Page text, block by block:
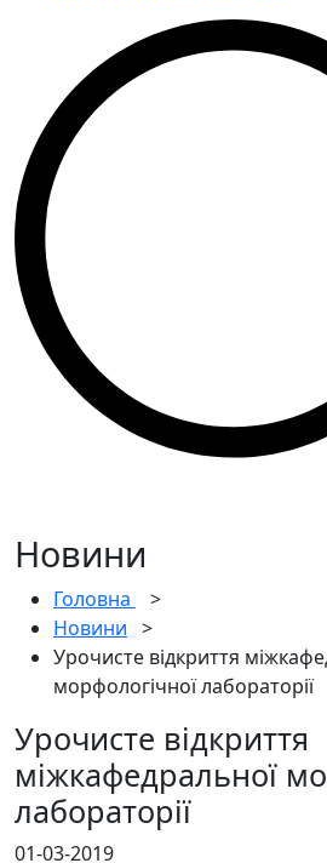
Новини
Головна
>
Новини >
Урочисте відкриття
морфологічної лабораторії
Урочисте відкриття
міжкафедральної
лабораторії
01-03-2019